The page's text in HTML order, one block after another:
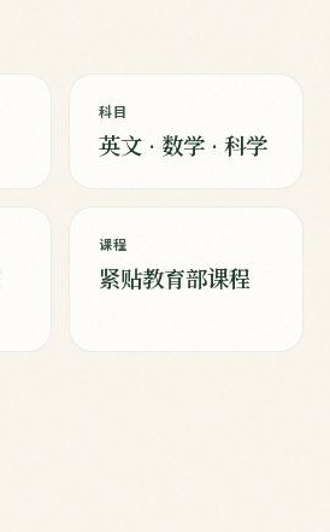
科目
英文 · 数学 · 科学
课程
紧贴教育部课程